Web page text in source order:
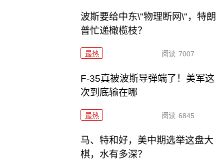
波斯要给中东\"物理断网\"，特朗
普忙递橄榄枝？
最热 阅读 7007
F-35真被波斯导弹端了！美军这
次到底输在哪
最热 阅读 6845
马、特和好，美中期选举这盘大
棋，水有多深？